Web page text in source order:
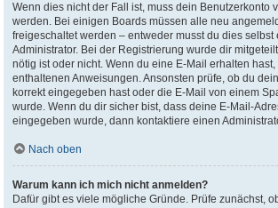
Wenn dies nicht der Fall ist, muss dein Benutzerkonto
werden. Bei einigen Boards müssen alle neu
freigeschaltet werden – entweder musst du dies
Administrator. Bei der Registrierung wurde dir
nötig ist oder nicht. Wenn du eine E-Mail erhalten
enthaltenen Anweisungen. Ansonsten prüfe, ob du
korrekt eingegeben hast oder die E-Mail von einem
wurde. Wenn du dir sicher bist, dass deine E-Mail-
eingegeben wurde, dann kontaktiere einen
Nach oben
Warum kann ich mich nicht anmelden?
Dafür gibt es viele mögliche Gründe. Prüfe zunächst,